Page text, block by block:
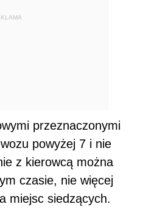
przeznaczonymi
powyżej 7 i nie
z kierowcą można
czasie, nie więcej
miejsc siedzących.